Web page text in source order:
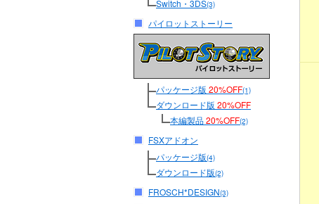
Switch・3DS(3)
パイロットストーリー
パッケージ版 20%OFF(1)
ダウンロード版 20%OFF
本編製品20%OFF(2)
FSXアドオン
パッケージ版(4)
ダウンロード版(2)
FROSCH*DESIGN(3)